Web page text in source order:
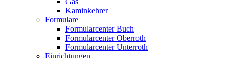
Kaminkehrer
Formulare
Formularcenter Buch
Formularcenter Oberroth
Formularcenter Unterroth
Einrichtungen